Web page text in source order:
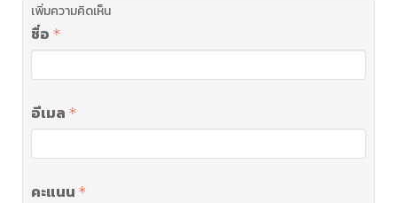
เพิ่มความคิดเห็น
ชื่อ
อีเมล
คะแนน